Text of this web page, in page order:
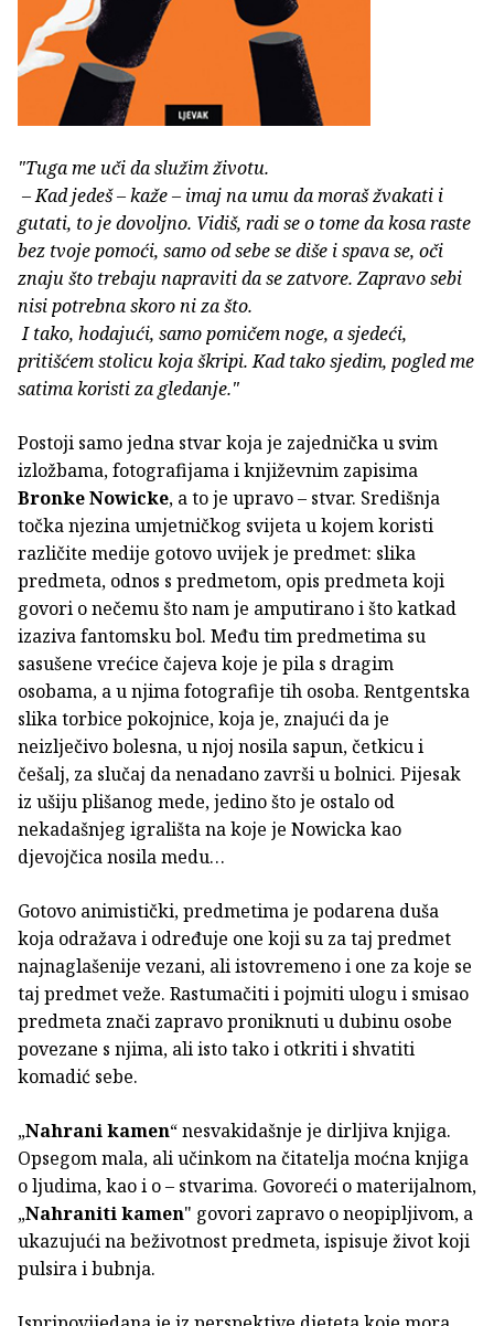
"Tuga me uči da služim životu.
– Kad jedeš – kaže – imaj na umu da moraš žvakati i
gutati, to je dovoljno. Vidiš, radi se o tome da kosa raste
bez tvoje pomoći, samo od sebe se diše i spava se, oči
znaju što trebaju napraviti da se zatvore. Zapravo sebi
nisi potrebna skoro ni za što.
I tako, hodajući, samo pomičem noge, a sjedeći,
pritišćem stolicu koja škripi. Kad tako sjedim, pogled me
satima koristi za gledanje."
Postoji samo jedna stvar koja je zajednička u svim
izložbama, fotografijama i književnim zapisima
Bronke Nowicke, a to je upravo – stvar. Središnja
točka njezina umjetničkog svijeta u kojem koristi
različite medije gotovo uvijek je predmet: slika
predmeta, odnos s predmetom, opis predmeta koji
govori o nečemu što nam je amputirano i što katkad
izaziva fantomsku bol. Među tim predmetima su
sasušene vrećice čajeva koje je pila s dragim
osobama, a u njima fotografije tih osoba. Rentgentska
slika torbice pokojnice, koja je, znajući da je
neizlječivo bolesna, u njoj nosila sapun, četkicu i
češalj, za slučaj da nenadano završi u bolnici. Pijesak
iz ušiju plišanog mede, jedino što je ostalo od
nekadašnjeg igrališta na koje je Nowicka kao
djevojčica nosila medu…
Gotovo animistički, predmetima je podarena duša
koja odražava i određuje one koji su za taj predmet
najnaglašenije vezani, ali istovremeno i one za koje se
taj predmet veže. Rastumačiti i pojmiti ulogu i smisao
predmeta znači zapravo proniknuti u dubinu osobe
povezane s njima, ali isto tako i otkriti i shvatiti
komadić sebe.
„Nahrani kamen“ nesvakidašnje je dirljiva knjiga.
Opsegom mala, ali učinkom na čitatelja moćna knjiga
o ljudima, kao i o – stvarima. Govoreći o materijalnom,
„Nahraniti kamen" govori zapravo o neopipljivom, a
ukazujući na beživotnost predmeta, ispisuje život koji
pulsira i bubnja.